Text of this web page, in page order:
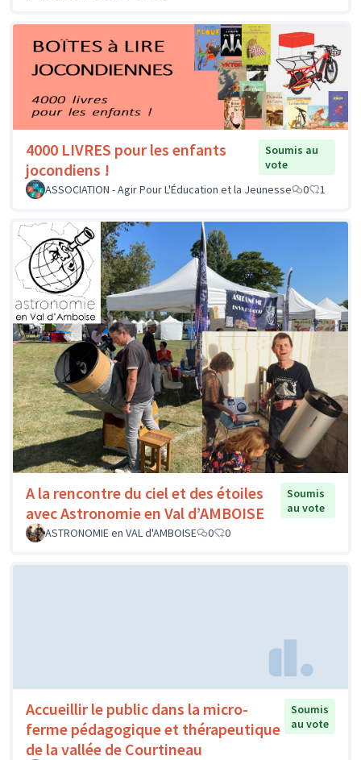
4000 LIVRES pour les enfants
jocondiens !
Soumis au
vote
ASSOCIATION - Agir Pour L'Éducation et la Jeunesse
0 1
A la rencontre du ciel et des étoiles
avec Astronomie en Val d’AMBOISE
Soumis
au vote
ASTRONOMIE en VAL d'AMBOISE
0 0
Accueillir le public dans la micro-
ferme pédagogique et thérapeutique
de la vallée de Courtineau
Soumis
au vote